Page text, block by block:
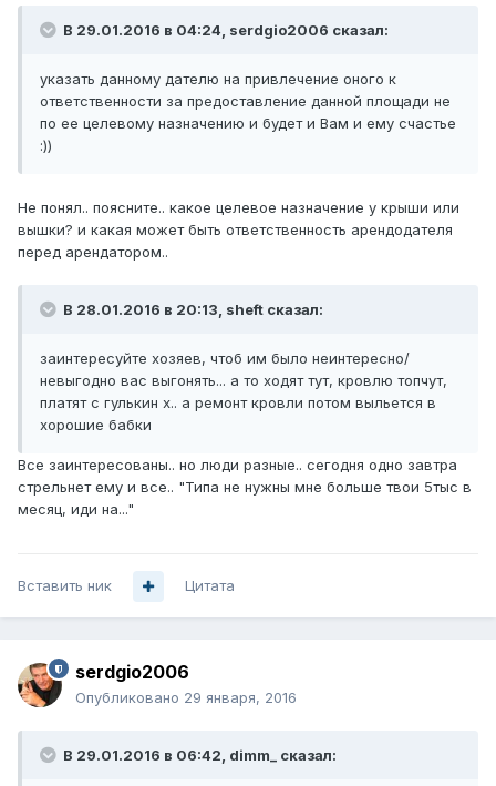
В 29.01.2016 в 04:24, serdgio2006 сказал:
указать данному дателю на привлечение оного к
ответственности за предоставление данной площади не
по ее целевому назначению и будет и Вам и ему счастье
:))
Не понял.. поясните.. какое целевое назначение у крыши или
вышки? и какая может быть ответственность арендодателя
перед арендатором..
В 28.01.2016 в 20:13, sheft сказал:
заинтересуйте хозяев, чтоб им было неинтересно/
невыгодно вас выгонять... а то ходят тут, кровлю топчут,
платят с гулькин х.. а ремонт кровли потом выльется в
хорошие бабки
Все заинтересованы.. но люди разные.. сегодня одно завтра
стрельнет ему и все.. "Типа не нужны мне больше твои 5тыс в
месяц, иди на..."
Вставить ник Цитата
serdgio2006
Опубликовано 29 января, 2016
В 29.01.2016 в 06:42, dimm_ сказал: